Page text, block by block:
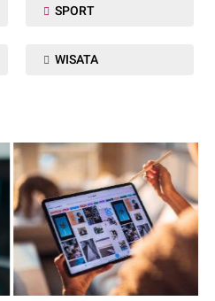
SPORT
WISATA